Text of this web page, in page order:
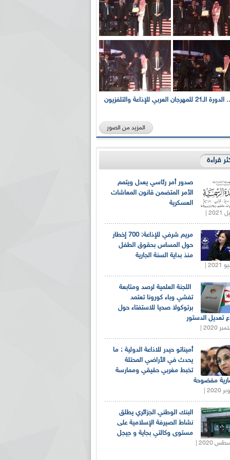
بالصور... الدورة الـ21 للمهرجان العربي للإذاعة والتلفزيون
المزيد من الصور
قراءة
صدور أمر رئاسي يعدل ويتمم
الأمر المتضمن قانون المعاشات
العسكرية
مريم شرفي للإذاعة: 700 إخطار
حول المساس بحقوق الطفل
منذ بداية السنة الجارية
اللجنة العلمية لرصد ومتابعة
تفشي وباء كورونا تعتمد
برتوكولا صحيا للاستفتاء حول
تعديل الدستور
أميناتو حيدر للاذاعة الدولية : ما
يحدث في الأراضي المحتلة
تخبط مغربي حقيقي وممارسة
مفضوحة
البنك الوطني الجزائري يطلق
نشاط الصيرفة الإسلامية على
مستوى وكالتي بجاية و جيجل